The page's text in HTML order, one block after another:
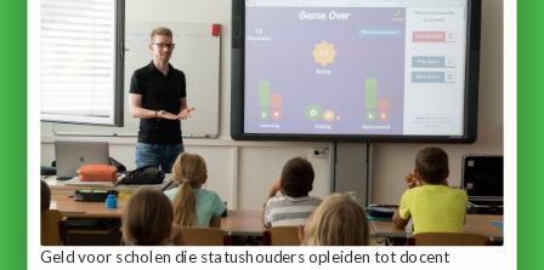
Geld voor scholen die statushouders opleiden tot docent